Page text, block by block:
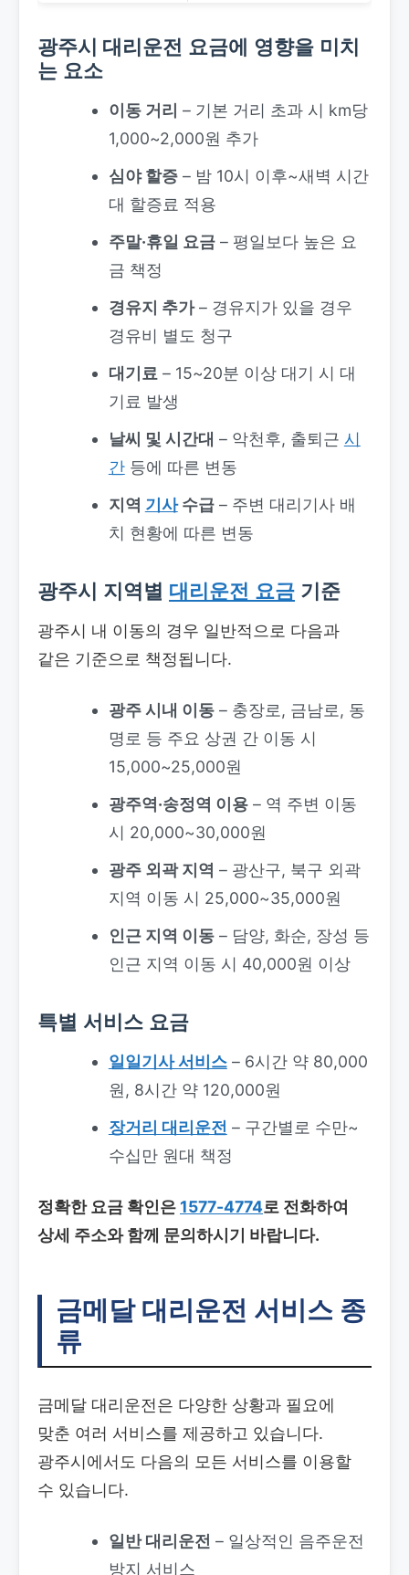
광주시 대리운전 요금에 영향을 미치
는 요소
이동 거리 – 기본 거리 초과 시 km당
1,000~2,000원 추가
심야 할증– 밤 10시 이후~새벽 시간
대 할증료 적용
주말·휴일 요금– 평일보다 높은 요
금 책정
경유지 추가– 경유지가 있을 경우
경유비 별도 청구
대기료 – 15~20분 이상 대기 시 대
기료 발생
날씨 및 시간대 – 악천후, 출퇴근 시
간등에 따른 변동
지역 기사수급– 주변 대리기사 배
치 현황에 따른 변동
광주시 지역별 대리운전 요금 기준
광주시 내 이동의 경우 일반적으로 다음과
같은 기준으로 책정됩니다.
광주 시내 이동– 충장로, 금남로, 동
명로 등 주요 상권 간 이동 시
15,000~25,000원
광주역·송정역 이용– 역 주변 이동
시 20,000~30,000원
광주 외곽 지역 – 광산구, 북구 외곽
지역 이동 시 25,000~35,000원
인근 지역 이동– 담양, 화순, 장성 등
인근 지역 이동 시 40,000원 이상
특별 서비스 요금
일일기사 서비스– 6시간 약 80,000
원, 8시간 약 120,000원
장거리 대리운전 – 구간별로 수만~
수십만 원대 책정
정확한 요금 확인은1577-4774로 전화하여
상세 주소와 함께 문의하시기 바랍니다.
금메달 대리운전 서비스 종
류
금메달 대리운전은 다양한 상황과 필요에
맞춘 여러 서비스를 제공하고 있습니다.
광주시에서도 다음의 모든 서비스를 이용할
수 있습니다.
일반 대리운전 – 일상적인 음주운전
방지 서비스